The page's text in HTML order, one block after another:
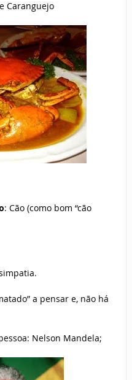
Caranguejo
: Cão (como bom “cão
a pensar e, não há
Nelson Mandela;